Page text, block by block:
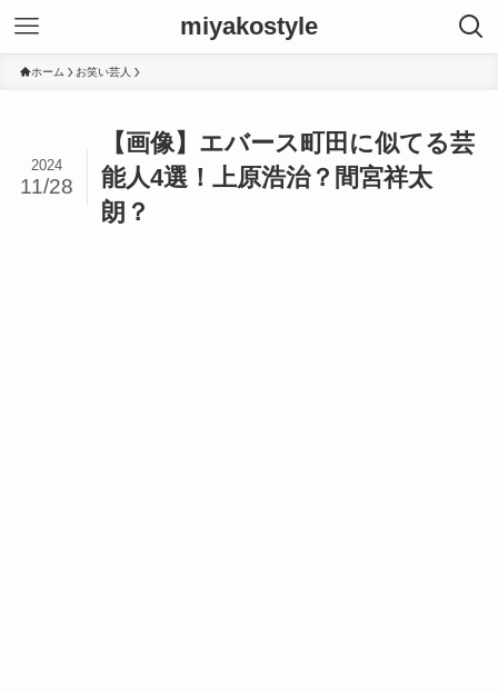
miyakostyle
ホーム お笑い芸人
【画像】エバース町田に似てる芸
能人4選！上原浩治？間宮祥太
朗？
2024
11/28